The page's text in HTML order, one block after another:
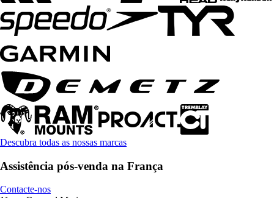
Descubra todas as nossas marcas
Assistência pós-venda na França
Contacte-nos